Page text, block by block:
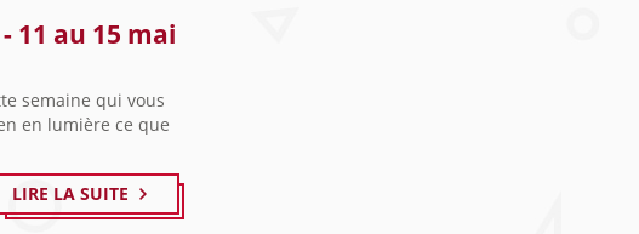
11 au 15 mai
semaine qui vous
en lumière ce que
LIRE LA SUITE